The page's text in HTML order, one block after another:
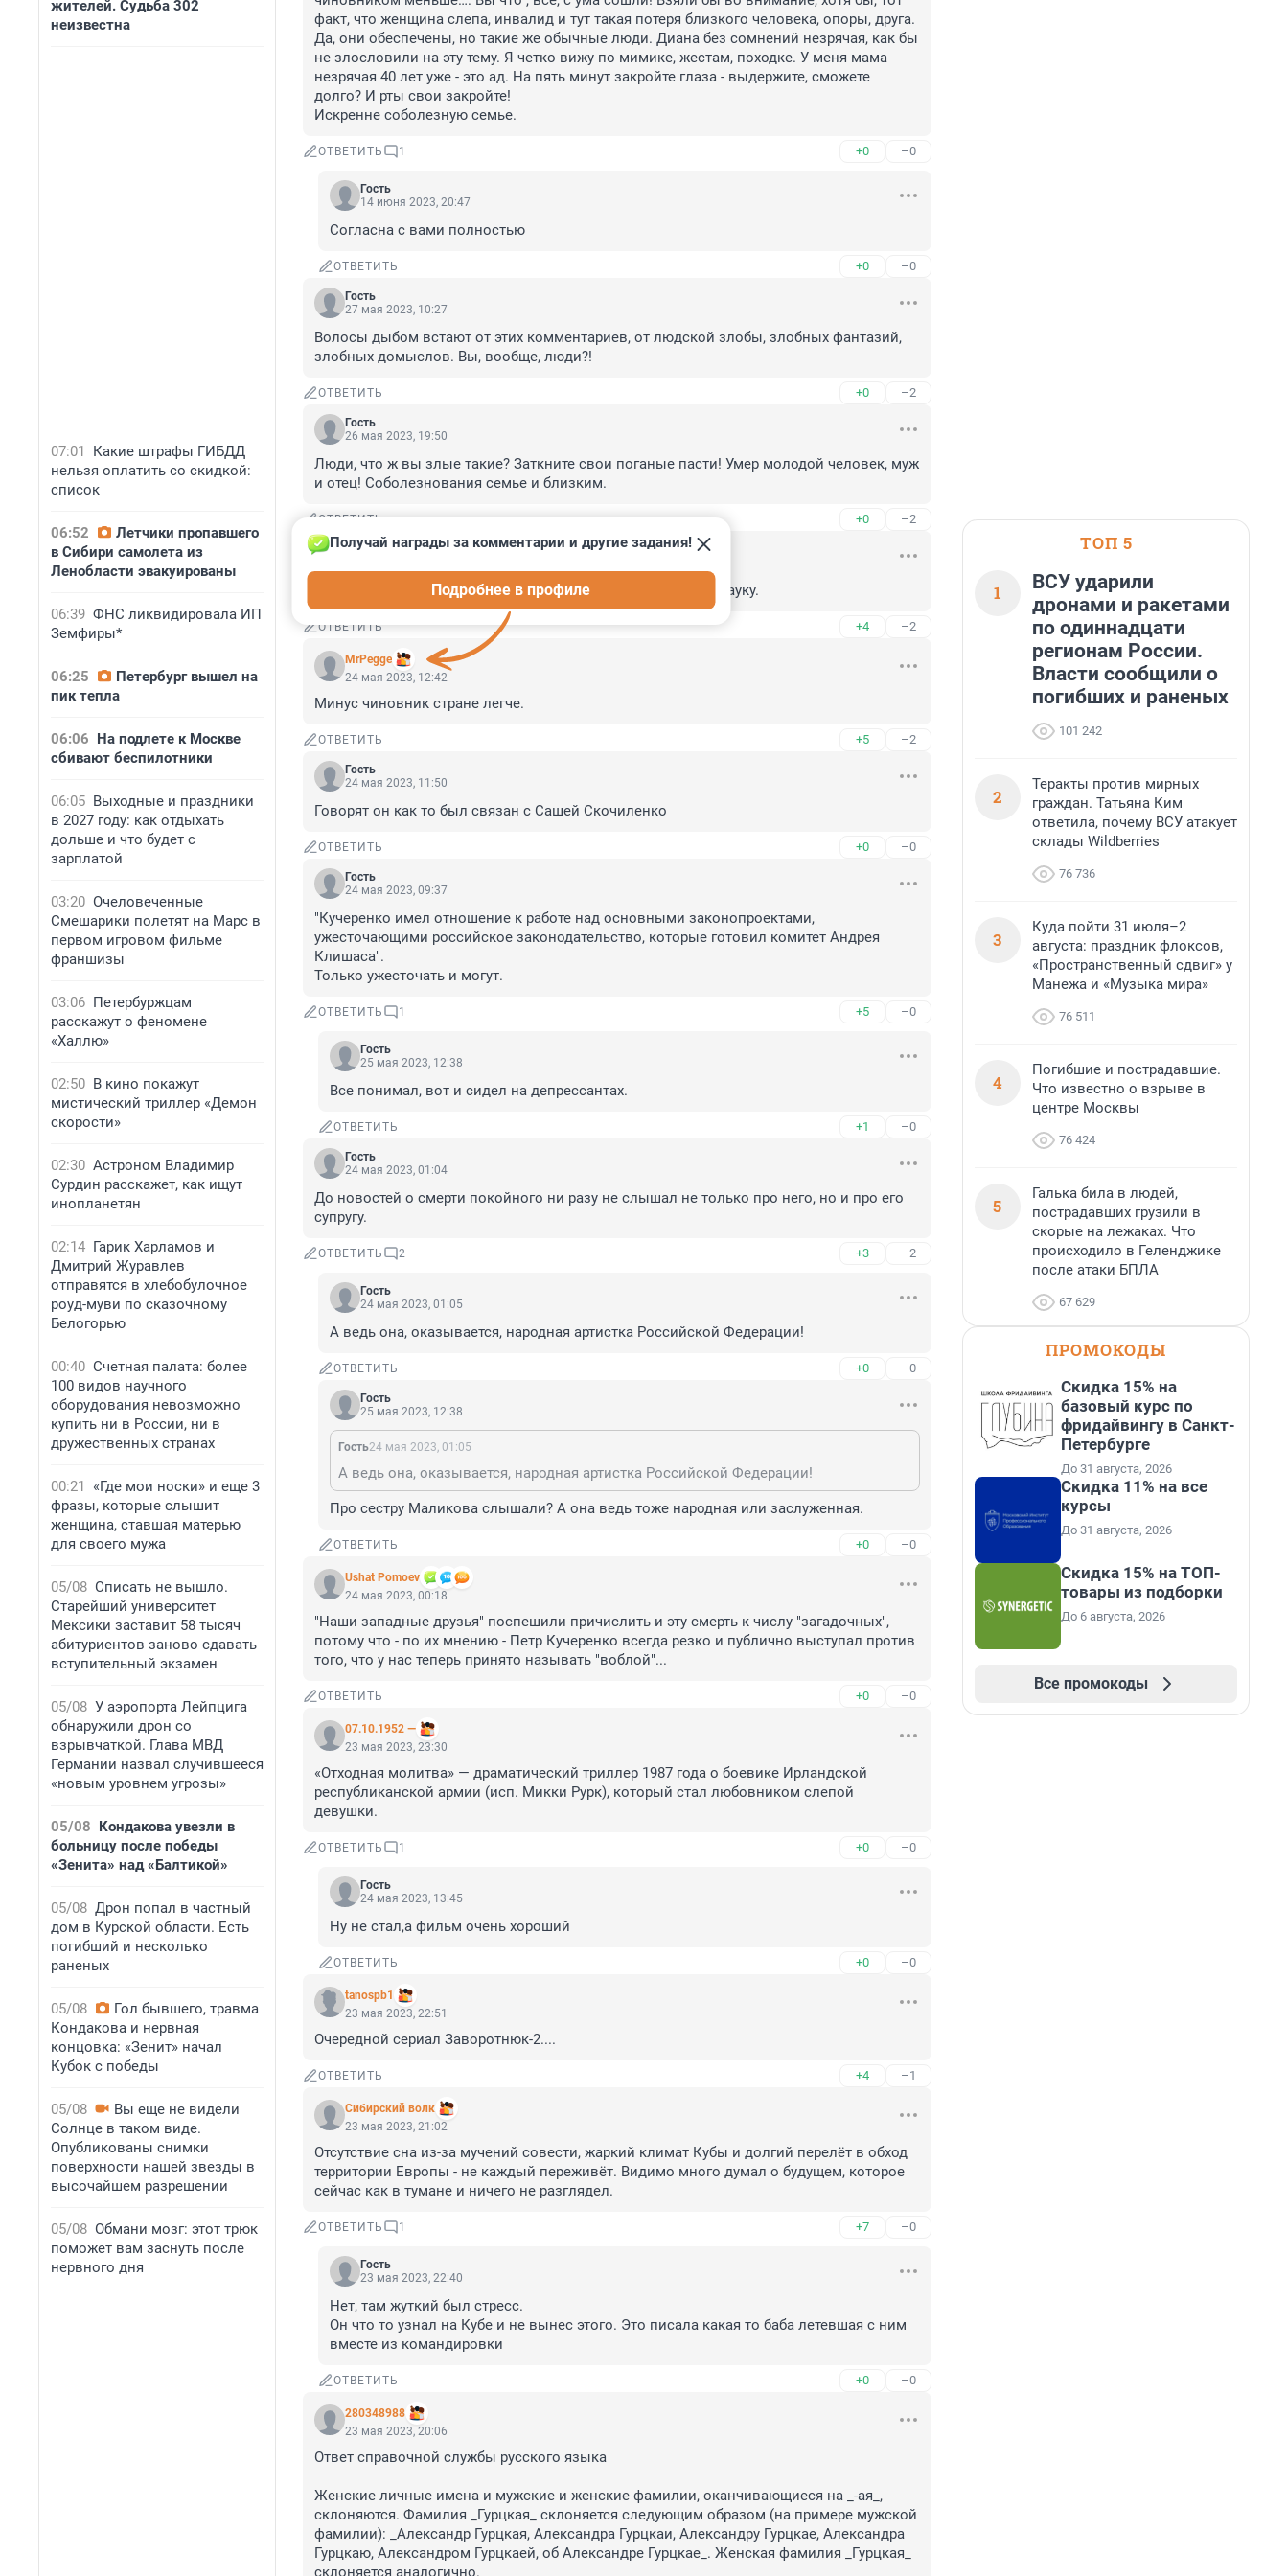
жителей. Судьба 302
неизвестна
07:01
Какие штрафы ГИБДД
нельзя оплатить со скидкой:
список
06:52
Летчики пропавшего
в Сибири самолета из
Ленобласти эвакуированы
06:39 ФНС ликвидировала ИП
Земфиры*
06:25
Петербург вышел на
пик тепла
06:06 На подлете к Москве
сбивают беспилотники
06:05 Выходные и праздники
в 2027 году: как отдыхать
дольше и что будет с
зарплатой
03:20 Очеловеченные
Смешарики полетят на Марс в
первом игровом фильме
франшизы
03:06 Петербуржцам
расскажут о феномене
«Халлю»
02:50 В кино покажут
мистический триллер «Демон
скорости»
02:30 Астроном Владимир
Сурдин расскажет, как ищут
инопланетян
02:14 Гарик Харламов и
Дмитрий Журавлев
отправятся в хлебобулочное
роуд-муви по сказочному
Белогорью
00:40 Счетная палата: более
100 видов научного
оборудования невозможно
купить ни в России, ни в
дружественных странах
00:21
«Где мои носки» и еще 3
фразы, которые слышит
женщина, ставшая матерью
для своего мужа
05/08 Списать не вышло.
Старейший университет
Мексики заставит 58 тысяч
абитуриентов заново сдавать
вступительный экзамен
05/08 У аэропорта Лейпцига
обнаружили дрон со
взрывчаткой. Глава МВД
Германии назвал случившееся
«новым уровнем угрозы»
05/08 Кондакова увезли в
больницу после победы
«Зенита» над «Балтикой»
05/08 Дрон попал в частный
дом в Курской области. Есть
погибший и несколько
раненых
05/08
Гол бывшего, травма
Кондакова и нервная
концовка: «Зенит» начал
Кубок с победы
05/08
Вы еще не видели
Солнце в таком виде.
Опубликованы снимки
поверхности нашей звезды в
высочайшем разрешении
05/08 Обмани мозг: этот трюк
поможет вам заснуть после
нервного дня
факт, что женщина слепа, инвалид и тут такая потеря близкого человека, опоры, друга.
Да, они обеспечены, но такие же обычные люди. Диана без сомнений незрячая, как бы
не злословили на эту тему. Я четко вижу по мимике, жестам, походке. У меня мама
незрячая 40 лет уже - это ад. На пять минут закройте глаза - выдержите, сможете
долго? И рты свои закройте!
Искренне соболезную семье.
ОТВЕТИТЬ 1 +0 –0
Гость
14 июня 2023, 20:47
Согласна с вами полностью
ОТВЕТИТЬ +0 –0
Гость
27 мая 2023, 10:27
Волосы дыбом встают от этих комментариев, от людской злобы, злобных фантазий,
злобных домыслов. Вы, вообще, люди?!
ОТВЕТИТЬ +0 –2
Гость
26 мая 2023, 19:50
Люди, что ж вы злые такие? Заткните свои поганые пасти! Умер молодой человек, муж
и отец! Соболезнования семье и близким.
ОТВЕТИТЬ +0 –2
Гость
Подобные юристы и экономисты прихлопнули советскую науку.
ОТВЕТИТЬ +4 –2
MrPegge
Получай награды за комментарии и другие задания!
Подробнее в профиле
24 мая 2023, 12:42
Минус чиновник стране легче.
ОТВЕТИТЬ +5 –2
Гость
24 мая 2023, 11:50
Говорят он как то был связан с Сашей Скочиленко
ОТВЕТИТЬ +0 –0
Гость
24 мая 2023, 09:37
"Кучеренко имел отношение к работе над основными законопроектами,
ужесточающими российское законодательство, которые готовил комитет Андрея
Клишаса".
Только ужесточать и могут.
ОТВЕТИТЬ 1 +5 –0
Гость
25 мая 2023, 12:38
Все понимал, вот и сидел на депрессантах.
ОТВЕТИТЬ +1 –0
Гость
24 мая 2023, 01:04
До новостей о смерти покойного ни разу не слышал не только про него, но и про его
супругу.
ОТВЕТИТЬ 2 +3 –2
Гость
24 мая 2023, 01:05
А ведь она, оказывается, народная артистка Российской Федерации!
ОТВЕТИТЬ +0 –0
Гость
25 мая 2023, 12:38
Гость24 мая 2023, 01:05
А ведь она, оказывается, народная артистка Российской Федерации!
Про сестру Маликова слышали? А она ведь тоже народная или заслуженная.
ОТВЕТИТЬ +0 –0
Ushat Pomoev
24 мая 2023, 00:18
"Наши западные друзья" поспешили причислить и эту смерть к числу "загадочных",
потому что - по их мнению - Петр Кучеренко всегда резко и публично выступал против
того, что у нас теперь принято называть "воблой"...
ОТВЕТИТЬ +0 –0
07.10.1952 —
23 мая 2023, 23:30
«Отходная молитва» — драматический триллер 1987 года о боевике Ирландской
республиканской армии (исп. Микки Рурк), который стал любовником слепой
девушки.
ОТВЕТИТЬ 1 +0 –0
Гость
24 мая 2023, 13:45
Ну не стал,а фильм очень хороший
ОТВЕТИТЬ +0 –0
tanospb1
23 мая 2023, 22:51
Очередной сериал Заворотнюк-2....
ОТВЕТИТЬ +4 –1
Сибирский волк
23 мая 2023, 21:02
Отсутствие сна из-за мучений совести, жаркий климат Кубы и долгий перелёт в обход
территории Европы - не каждый переживёт. Видимо много думал о будущем, которое
сейчас как в тумане и ничего не разглядел.
ОТВЕТИТЬ 1 +7 –0
Гость
23 мая 2023, 22:40
Нет, там жуткий был стресс.
Он что то узнал на Кубе и не вынес этого. Это писала какая то баба летевшая с ним
вместе из командировки
ОТВЕТИТЬ +0 –0
280348988
23 мая 2023, 20:06
Ответ справочной службы русского языка
Женские личные имена и мужские и женские фамилии, оканчивающиеся на _-ая_,
склоняются. Фамилия _Гурцкая_ склоняется следующим образом (на примере мужской
фамилии): _Александр Гурцкая, Александра Гурцкаи, Александру Гурцкае, Александра
Гурцкаю, Александром Гурцкаей, об Александре Гурцкае_. Женская фамилия _Гурцкая_
склоняется аналогично.
ТОП 5
1
ВСУ ударили
дронами и ракетами
по одиннадцати
регионам России.
Власти сообщили о
погибших и раненых
101 242
2
Теракты против мирных
граждан. Татьяна Ким
ответила, почему ВСУ атакует
склады Wildberries
76 736
3
Куда пойти 31 июля–2
августа: праздник флоксов,
«Пространственный сдвиг» у
Манежа и «Музыка мира»
76 511
4
Погибшие и пострадавшие.
Что известно о взрыве в
центре Москвы
76 424
5
Галька била в людей,
пострадавших грузили в
скорые на лежаках. Что
происходило в Геленджике
после атаки БПЛА
67 629
ПРОМОКОДЫ
Скидка 15% на
базовый курс по
фридайвингу в Санкт-
Петербурге
До 31 августа, 2026
Скидка 11% на все
курсы
До 31 августа, 2026
Скидка 15% на ТОП-
товары из подборки
До 6 августа, 2026
Все промокоды